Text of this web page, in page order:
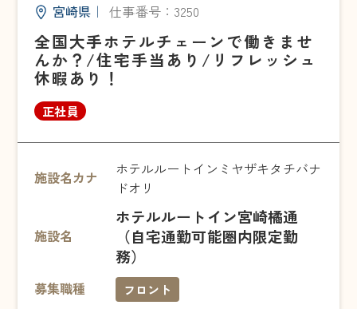
宮崎県 ｜ 仕事番号：3250
全国大手ホテルチェーンで働きませ
んか？/住宅手当あり/リフレッシュ
休暇あり！
正社員
施設名カナ
ホテルルートインミヤザキタチバナ
ドオリ
施設名
ホテルルートイン宮崎橘通
（自宅通勤可能圏内限定勤
務）
募集職種 フロント